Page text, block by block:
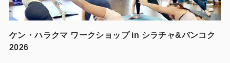
ケン・ハラクマ ワークショップ in シラチャ&バンコク
2026